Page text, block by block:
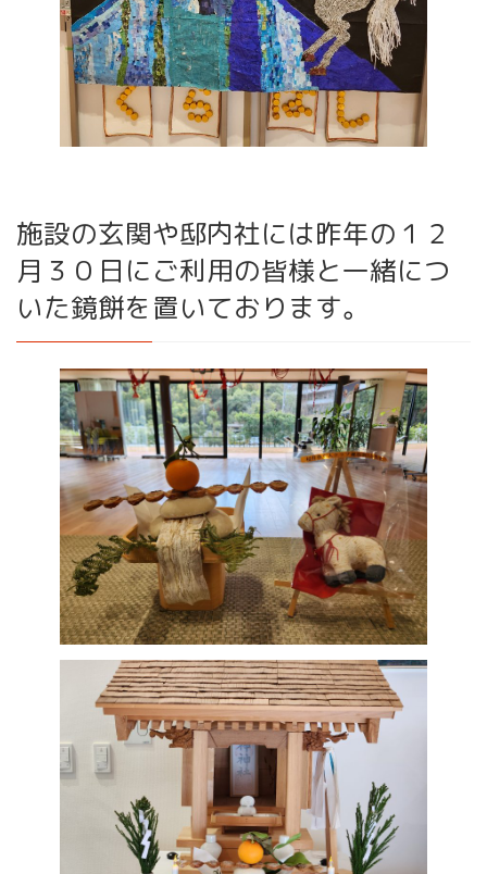
施設の玄関や邸内社には昨年の１２
月３０日にご利用の皆様と一緒につ
いた鏡餅を置いております。